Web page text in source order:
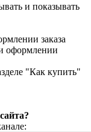
и показывать
заказа
оформлении
"Как купить"